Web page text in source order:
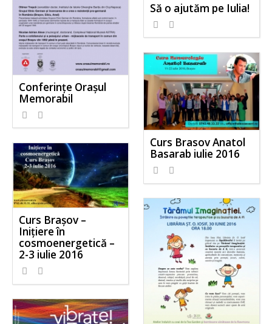
Să o ajutăm pe Iulia!
Conferințe Orașul
Memorabil
Curs Brasov Anatol
Basarab iulie 2016
Curs Brașov –
Inițiere în
cosmoenergetică –
2-3 iulie 2016